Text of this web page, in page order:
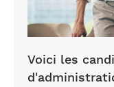
Voici les